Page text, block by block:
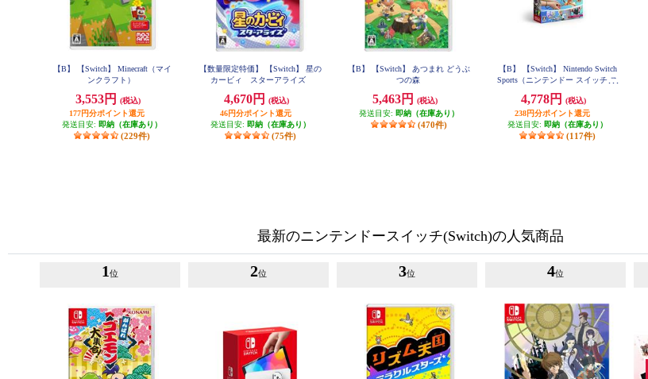
【B】 【Switch】 Minecraft（マイ
ンクラフト）
3,553円
(税込)
177円分ポイント還元
発送目安: 即納（在庫あり）
(229件)
【数量限定特価】 【Switch】 星の
カービィ スターアライズ
4,670円
(税込)
46円分ポイント還元
発送目安: 即納（在庫あり）
(75件)
【B】 【Switch】 あつまれ どうぶ
つの森
5,463円
(税込)
発送目安: 即納（在庫あり）
(470件)
【B】 【Switch】 Nintendo Switch
Sports（ニンテンドー スイッチ ス
4,778円
(税込)
238円分ポイント還元
発送目安: 即納（在庫あり）
(117件)
最新のニンテンドースイッチ(Switch)の人気商品
1 位 2位 3位 4位